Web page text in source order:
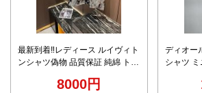
最新到着‼レディース ルイヴィト
ンシャツ偽物 品質保証 純綿 トッ
半袖 プリント8000円
ディオー
シャツ